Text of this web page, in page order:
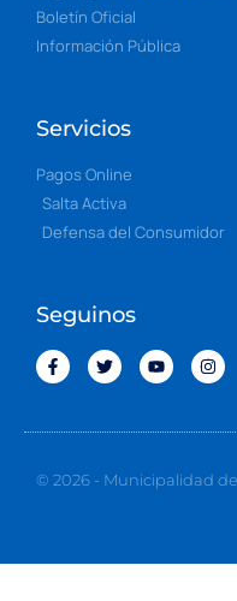
Boletín Oficial
Información Pública
Servicios
Pagos Online
Salta Activa
Defensa del Consumidor
Seguinos
© 2026 - Municipalidad